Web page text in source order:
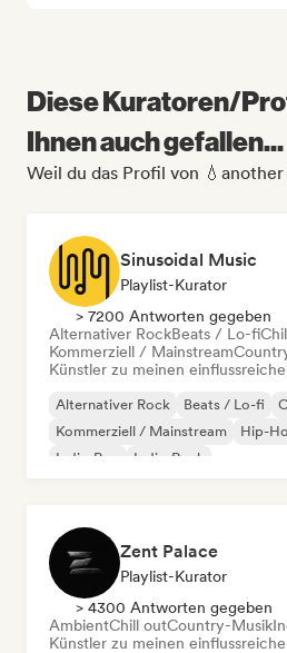
Diese Kuratoren/
Ihnen auch gefallen...
Weil du das Profil von
Sinusoidal Music
Playlist-Kurator
> 7200 Antworten gegeben
Alternativer RockBeats / Lo-fi
Kommerziell / Mainstream
Künstler zu meinen
Alternativer Rock Beats / Lo-fi
Kommerziell / Mainstream
Hip-
Indie-Pop
Indie-Rock
Zent Palace
Playlist-Kurator
> 4300 Antworten gegeben
AmbientChill outCountry-Musik
Künstler zu meinen